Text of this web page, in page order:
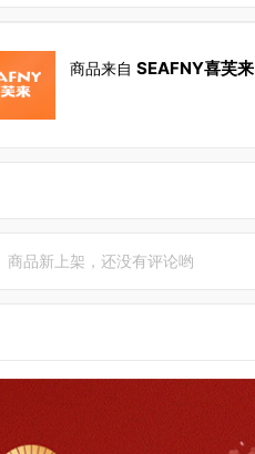
商品来自 SEAFNY喜芙来
商品新上架，还没有评论哟